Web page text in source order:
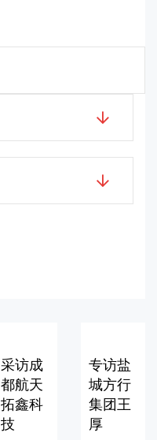
采访成
都航天
拓鑫科
技
专访盐
城方行
集团王
厚